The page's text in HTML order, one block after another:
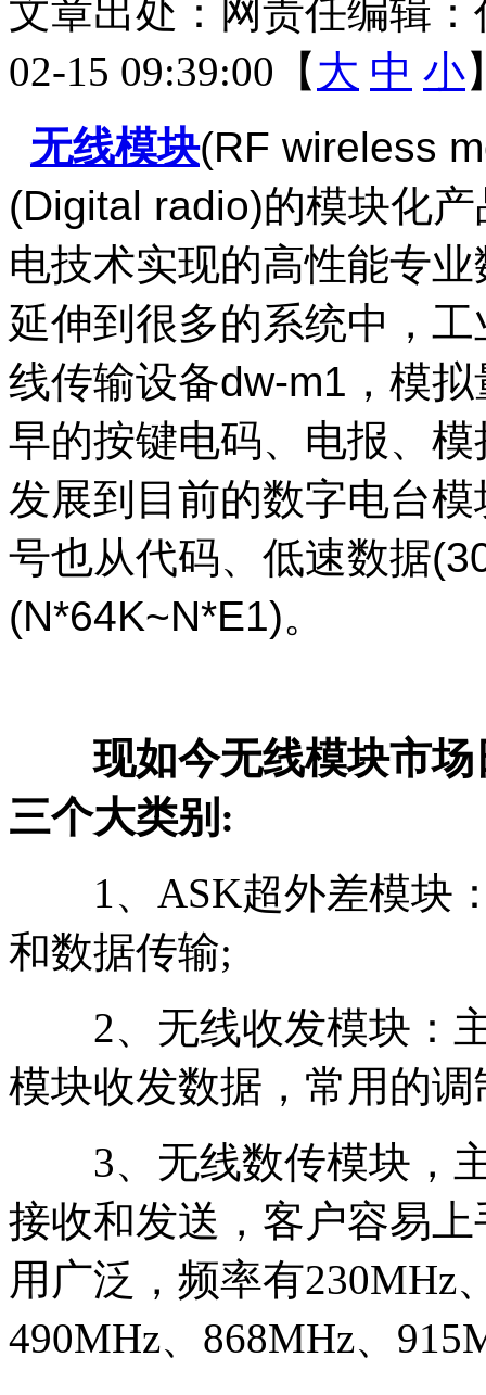
文章出处： 网责任编辑：
02-15 09:39:00【 大 中 小
无线模块(RF wireless
(Digital radio)的模块化
电技术实现的高性能专
延伸到很多的系统中，
线传输设备dw-m1，模
早的按键电码、电报、
发展到目前的数字电台
号也从代码、低速数据
(N*64K~N*E1)。
现如今无线模块市场
三个大类别:
1、ASK超外差模块：
和数据传输;
2、无线收发模块：主
模块收发数据，常用的
3、无线数传模块，主
接收和发送，客户容易
用广泛，频率有230MHz
490MHz、868MHz、